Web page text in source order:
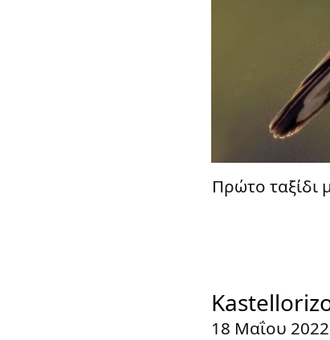
Πρώτο ταξίδι
18 Μαΐου 2022